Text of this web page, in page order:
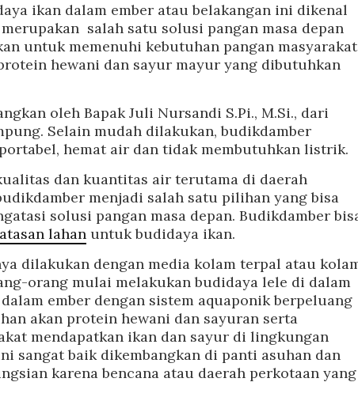
ikan dalam ember atau belakangan ini dikenal
salah satu solusi pangan masa depan
untuk memenuhi kebutuhan pangan masyarakat
hewani dan sayur mayur yang dibutuhkan
oleh Bapak Juli Nursandi S.Pi., M.Si., dari
Selain mudah dilakukan, budikdamber
hemat air dan tidak membutuhkan listrik.
dan kuantitas air terutama di daerah
menjadi salah satu pilihan yang bisa
solusi pangan masa depan. Budikdamber
lahan untuk budidaya ikan.
dilakukan dengan media kolam terpal atau
orang mulai melakukan budidaya lele di dalam
ember dengan sistem aquaponik berpeluang
akan protein hewani dan sayuran serta
mendapatkan ikan dan sayur di lingkungan
sangat baik dikembangkan di panti asuhan dan
karena bencana atau daerah perkotaan yang